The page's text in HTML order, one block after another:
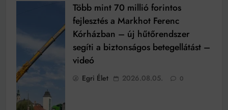
Több mint 70 millió forintos
fejlesztés a Markhot Ferenc
Kórházban – új hűtőrendszer
segíti a biztonságos betegellátást –
videó
Egri Élet 2026.08.05. 0